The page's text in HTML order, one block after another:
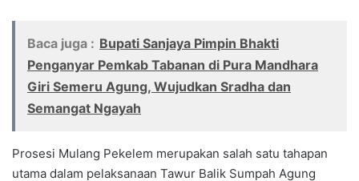
Baca juga : Bupati Sanjaya Pimpin Bhakti
Penganyar Pemkab Tabanan di Pura Mandhara
Giri Semeru Agung, Wujudkan Sradha dan
Semangat Ngayah
Prosesi Mulang Pekelem merupakan salah satu tahapan
utama dalam pelaksanaan Tawur Balik Sumpah Agung